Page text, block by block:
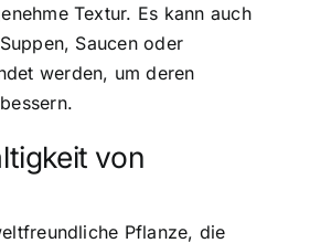
Textur. Es kann auch
Saucen oder
werden, um deren
von
Pflanze, die